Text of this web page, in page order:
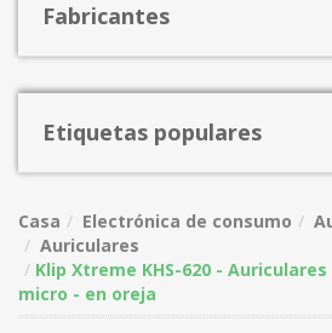
Fabricantes
Etiquetas populares
Casa Electrónica de consumo
Auriculares
Klip Xtreme KHS-620 -
micro - en oreja